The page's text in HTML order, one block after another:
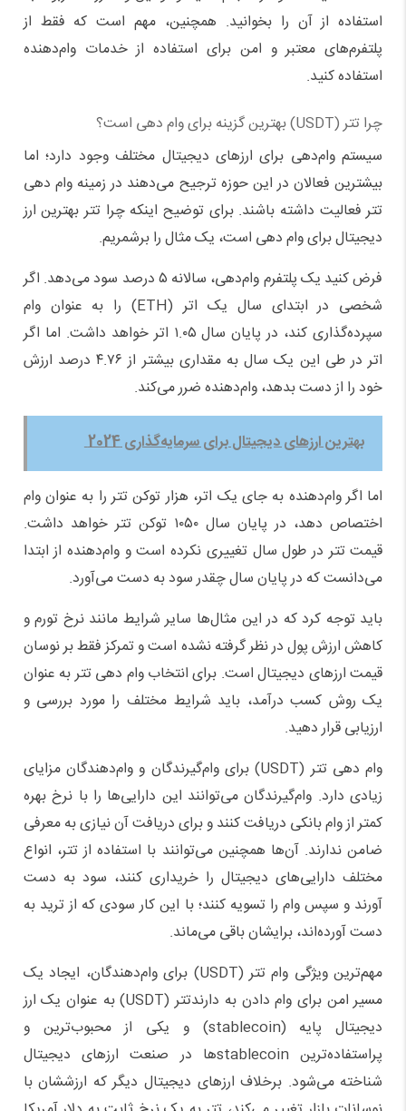
استفاده از آن را بخوانید. همچنین، مهم است که فقط از
پلتفرم‌های معتبر و امن برای استفاده از خدمات وام‌دهنده
استفاده کنید.
چرا تتر (USDT) بهترین گزینه برای وام دهی است؟
سیستم وام‌دهی برای ارزهای دیجیتال مختلف وجود دارد؛ اما
بیشترین فعالان در این حوزه ترجیح می‌دهند در زمینه وام دهی
تتر فعالیت داشته باشند. برای توضیح اینکه چرا تتر بهترین ارز
دیجیتال برای وام دهی است، یک مثال را برشمریم.
فرض کنید یک پلتفرم وام‌دهی، سالانه ۵ درصد سود می‌دهد. اگر
شخصی در ابتدای سال یک اتر (ETH) را به عنوان وام
سپرده‌گذاری کند، در پایان سال ۱.۰۵ اتر خواهد داشت. اما اگر
اتر در طی این یک سال به مقداری بیشتر از ۴.۷۶ درصد ارزش
خود را از دست بدهد، وام‌دهنده ضرر می‌کند.
بهترین ارزهای دیجیتال برای سرمایه‌گذاری 2024
اما اگر وام‌دهنده به جای یک اتر، هزار توکن تتر را به عنوان وام
اختصاص دهد، در پایان سال ۱۰۵۰ توکن تتر خواهد داشت.
قیمت تتر در طول سال تغییری نکرده است و وام‌دهنده از ابتدا
می‌دانست که در پایان سال چقدر سود به دست می‌آورد.
باید توجه کرد که در این مثال‌ها سایر شرایط مانند نرخ تورم و
کاهش ارزش پول در نظر گرفته نشده است و تمرکز فقط بر نوسان
قیمت ارزهای دیجیتال است. برای انتخاب وام دهی تتر به عنوان
یک روش کسب درآمد، باید شرایط مختلف را مورد بررسی و
ارزیابی قرار دهید.
وام دهی تتر (USDT) برای وام‌گیرندگان و وام‌دهندگان مزایای
زیادی دارد. وام‌گیرندگان می‌توانند این دارایی‌ها را با نرخ بهره
کمتر از وام بانکی دریافت کنند و برای دریافت آن نیازی به معرفی
ضامن ندارند. آن‌ها همچنین می‌توانند با استفاده از تتر، انواع
مختلف دارایی‌های دیجیتال را خریداری کنند، سود به دست
آورند و سپس وام را تسویه کنند؛ با این کار سودی که از ترید به
دست آورده‌اند، برایشان باقی می‌ماند.
مهم‌ترین ویژگی وام تتر (USDT) برای وام‌دهندگان، ایجاد یک
مسیر امن برای وام دادن به دارندتتر (USDT) به عنوان یک ارز
دیجیتال پایه (stablecoin) و یکی از محبوب‌ترین و
پراستفاده‌ترین stablecoin‌ها در صنعت ارزهای دیجیتال
شناخته می‌شود. برخلاف ارزهای دیجیتال دیگر که ارزششان با